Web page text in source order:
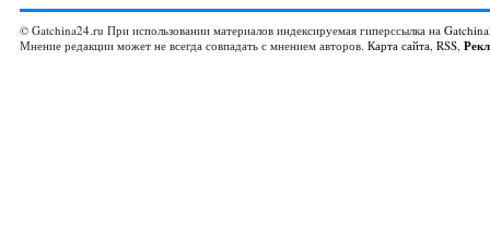
© Gatchina24.ru При использовании материалов индексируемая гиперссылка на
Мнение редакции может не всегда совпадать с мнением авторов. Карта сайта, RSS,